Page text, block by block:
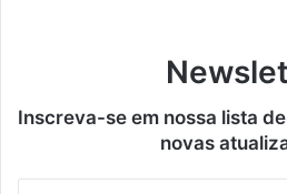
Inscreva-se em nossa lista
novas